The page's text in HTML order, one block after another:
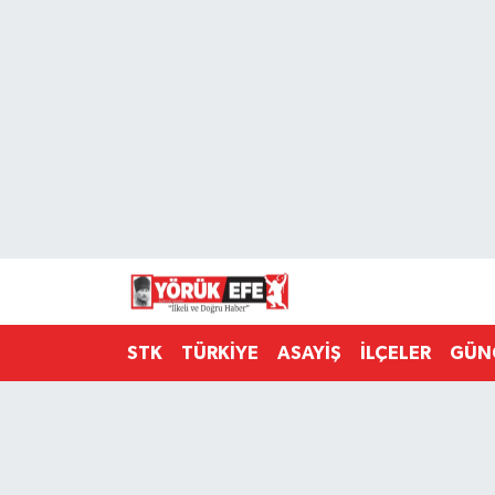
STK TÜRKİYE ASAYİŞ İLÇELER
Süper Lig Puan Durumu ve Fikstür
Tüm Manşetler